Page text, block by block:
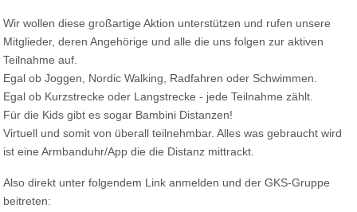
Wir wollen diese großartige Aktion unterstützen und rufen unsere
Mitglieder, deren Angehörige und alle die uns folgen zur aktiven
Teilnahme auf.
Egal ob Joggen, Nordic Walking, Radfahren oder Schwimmen.
Egal ob Kurzstrecke oder Langstrecke - jede Teilnahme zählt.
Für die Kids gibt es sogar Bambini Distanzen!
Virtuell und somit von überall teilnehmbar. Alles was gebraucht wird
ist eine Armbanduhr/App die die Distanz mittrackt.
Also direkt unter folgendem Link anmelden und der GKS-Gruppe
beitreten: